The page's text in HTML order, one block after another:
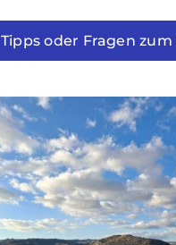
Tipps oder Fragen